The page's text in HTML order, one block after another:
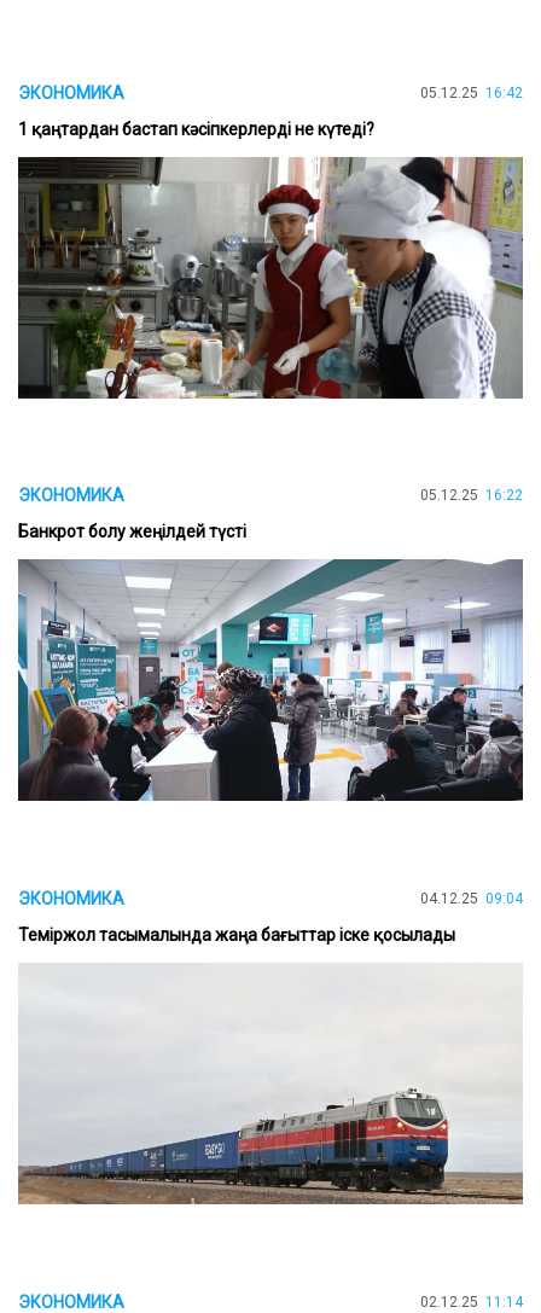
ЭКОНОМИКА 05.12.25 16:42
1 қаңтардан бастап кәсіпкерлерді не күтеді?
ЭКОНОМИКА 05.12.25 16:22
Банкрот болу жеңілдей түсті
ЭКОНОМИКА 04.12.25 09:04
Теміржол тасымалында жаңа бағыттар іске қосылады
ЭКОНОМИКА 02.12.25 11:14